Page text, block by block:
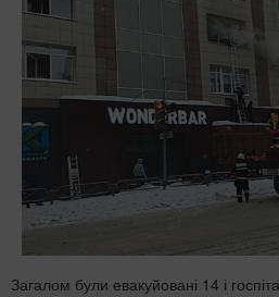
Загалом були евакуйовані 14 і